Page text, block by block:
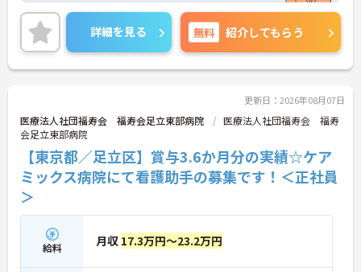
す◎最寄り駅から徒歩圏内のため通勤も楽々♪天候
に左右されず通勤ができます！昇給や賞与制度があ
り、頑張りが評価されてしっかりと還元されます。
フォロー体制もあり、経験に関わらず安心してスタ
ートできます。
ントもお伝えしますので是非ご応募お待ちしており
ます。
詳細を見る 無料 紹介してもらう
更新日：2026年08月07日
医療法人社団福寿会 福寿会足立東部病院
医療法人社団福寿会 福寿
会足立東部病院
【東京都／足立区】賞与3.6か月分の実績☆ケア
ミックス病院にて看護助手の募集です！＜正社員
＞
給料 月収 17.3万円～23.2万円